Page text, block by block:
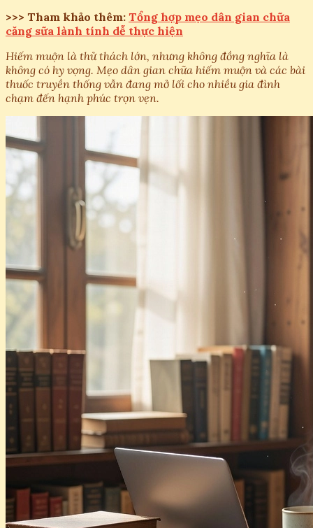
>>> Tham khảo thêm: Tổng hợp mẹo dân gian chữa
căng sữa lành tính dễ thực hiện
Hiếm muộn là thử thách lớn, nhưng không đồng nghĩa là
không có hy vọng. Mẹo dân gian chữa hiếm muộn và các bài
thuốc truyền thống vẫn đang mở lối cho nhiều gia đình
chạm đến hạnh phúc trọn vẹn.